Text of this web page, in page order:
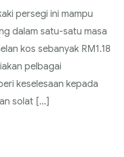
persegi ini mampu
dalam satu-satu masa
kos sebanyak RM1.18
pelbagai
keselesaan kepada
solat […]